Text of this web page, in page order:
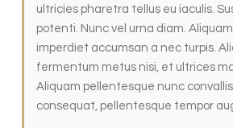
ultricies pharetra tellus eu iaculis.
potenti. Nunc vel urna diam.
imperdiet accumsan a nec turpis.
fermentum metus nisi, et ultrices
Aliquam pellentesque nunc
consequat, pellentesque tempor